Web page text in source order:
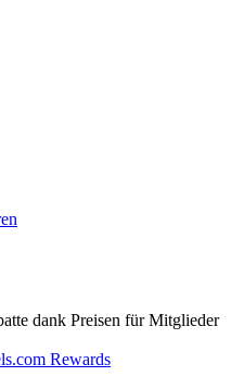
dank Preisen für Mitglieder
Rewards